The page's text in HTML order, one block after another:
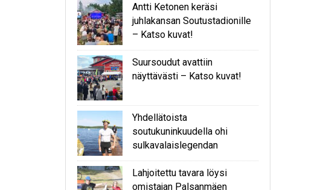
Antti Ketonen keräsi
juhlakansan Soutustadionille
– Katso kuvat!
Suursoudut avattiin
näyttävästi – Katso kuvat!
Yhdellätoista
soutukuninkuudella ohi
sulkavalaislegendan
Lahjoitettu tavara löysi
omistajan Palsanmäen